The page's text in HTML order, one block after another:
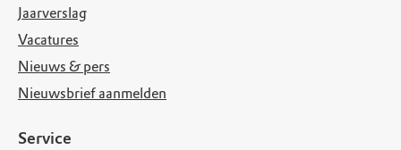
Jaarverslag
Vacatures
Nieuws & pers
Nieuwsbrief aanmelden
Service